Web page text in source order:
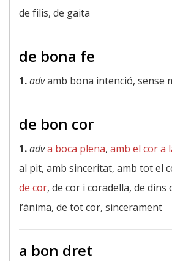
de filis, de gaita
de bona fe
1.advamb bona intenció, sense
de bon cor
1.adva boca plena, amb el cor a
al pit, amb sinceritat, amb tot el
de cor, de cor i coradella, de dins
l’ànima, de tot cor, sincerament
a bon dret